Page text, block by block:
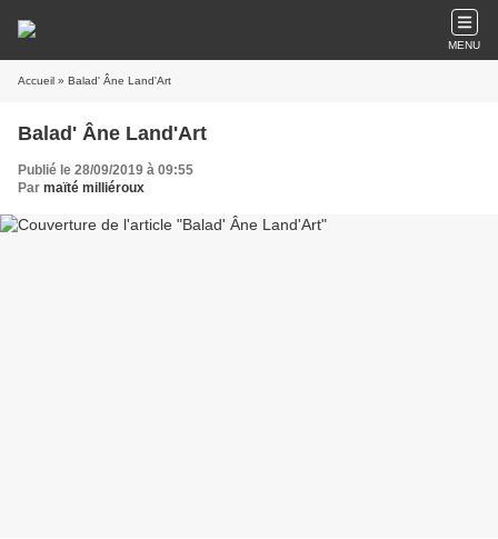
MENU
Accueil » Balad' Âne Land'Art
Balad' Âne Land'Art
Publié le 28/09/2019 à 09:55
Par maïté milliéroux